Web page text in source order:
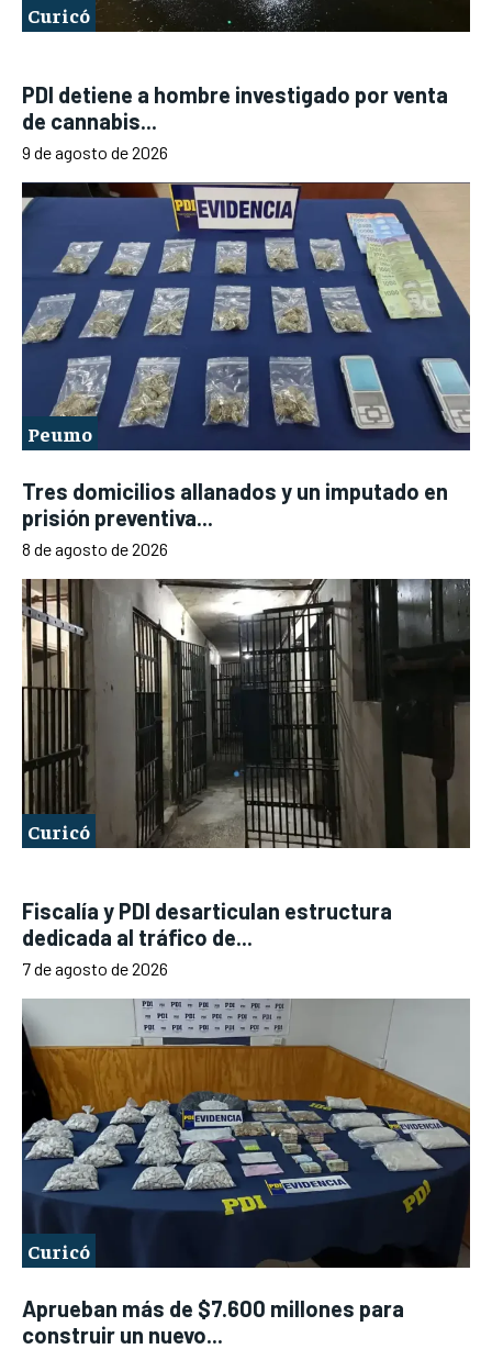
Curicó
PDI detiene a hombre investigado por venta
de cannabis...
9 de agosto de 2026
Peumo
Tres domicilios allanados y un imputado en
prisión preventiva...
8 de agosto de 2026
Curicó
Fiscalía y PDI desarticulan estructura
dedicada al tráfico de...
7 de agosto de 2026
Curicó
Aprueban más de $7.600 millones para
construir un nuevo...